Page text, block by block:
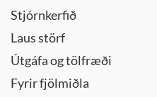
Stjórnkerfið
Laus störf
Útgáfa og tölfræði
Fyrir fjölmiðla